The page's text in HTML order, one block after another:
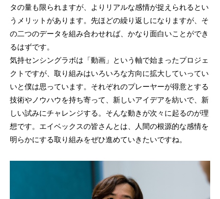
タの量も限られますが、よりリアルな感情が捉えられるとい
うメリットがあります。先ほどの繰り返しになりますが、そ
の二つのデータを組み合わせれば、かなり面白いことができ
るはずです。
気持センシングラボは「動画」という軸で始まったプロジェ
クトですが、取り組みはいろいろな方向に拡大していってい
いと僕は思っています。それぞれのプレーヤーが得意とする
技術やノウハウを持ち寄って、新しいアイデアを紡いで、新
しい試みにチャレンジする。そんな動きが次々に起るのが理
想です。エイベックスの皆さんとは、人間の根源的な感情を
明らかにする取り組みをぜひ進めていきたいですね。